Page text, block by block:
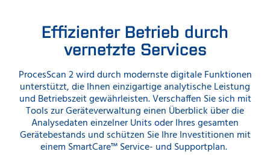
Effizienter Betrieb durch
vernetzte Services
ProcesScan 2 wird durch modernste digitale Funktionen
unterstützt, die Ihnen einzigartige analytische Leistung
und Betriebszeit gewährleisten. Verschaffen Sie sich mit
Tools zur Geräteverwaltung einen Überblick über die
Analysedaten einzelner Units oder Ihres gesamten
Gerätebestands und schützen Sie Ihre Investitionen mit
einem SmartCare™ Service- und Supportplan.